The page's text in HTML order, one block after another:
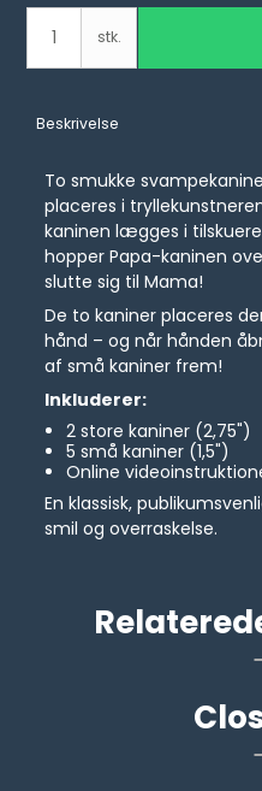
stk.
Beskrivelse
To smukke
placeres i
kaninen lægges i
hopper Papa-kaninen
slutte sig til Mama!
De to kaniner placeres
hånd – og når hånden
af små kaniner frem!
Inkluderer:
2 store kaniner (2,75")
5 små kaniner (1,5")
Online
En klassisk,
smil og overraskelse.